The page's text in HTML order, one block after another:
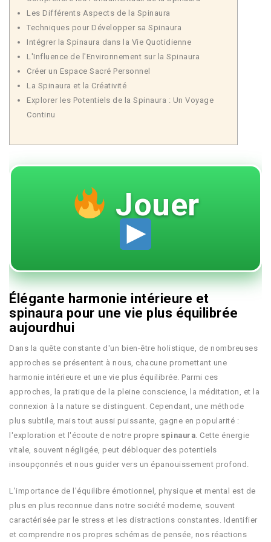
Les Différents Aspects de la Spinaura
Techniques pour Développer sa Spinaura
Intégrer la Spinaura dans la Vie Quotidienne
L'Influence de l'Environnement sur la Spinaura
Créer un Espace Sacré Personnel
La Spinaura et la Créativité
Explorer les Potentiels de la Spinaura : Un Voyage
Continu
Jouer
Élégante harmonie intérieure et
spinaura pour une vie plus équilibrée
aujourdhui
Dans la quête constante d'un bien-être holistique, de nombreuses
approches se présentent à nous, chacune promettant une
harmonie intérieure et une vie plus équilibrée. Parmi ces
approches, la pratique de la pleine conscience, la méditation, et la
connexion à la nature se distinguent. Cependant, une méthode
plus subtile, mais tout aussi puissante, gagne en popularité :
l'exploration et l'écoute de notre propre spinaura. Cette énergie
vitale, souvent négligée, peut débloquer des potentiels
insoupçonnés et nous guider vers un épanouissement profond.
L'importance de l'équilibre émotionnel, physique et mental est de
plus en plus reconnue dans notre société moderne, souvent
caractérisée par le stress et les distractions constantes. Identifier
et comprendre nos propres schémas de pensée, nos réactions